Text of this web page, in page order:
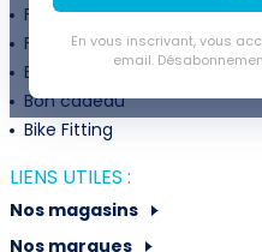
Financement
Flexibilité de paiement
Extension de garantie
Bon cadeau
Bike Fitting
LIENS UTILES :
Nos magasins
Nos marques
En vous inscrivant, vous
email.